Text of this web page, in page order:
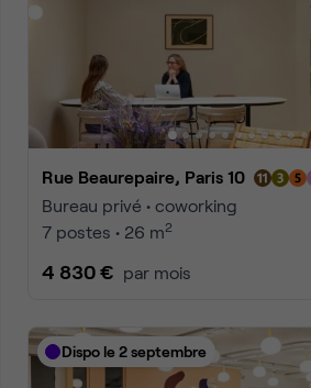
Rue Beaurepaire, Paris 10
Bureau privé • coworking
7 postes • 26 m2
4 830 € par mois
Dispo le 2 septembre